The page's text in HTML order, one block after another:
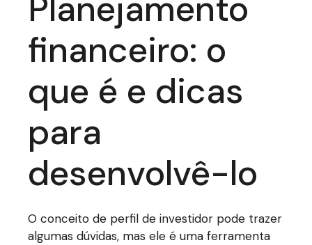
financeiro: o
que é e dicas
para
desenvolvê-lo
O conceito de perfil de investidor pode trazer
algumas dúvidas, mas ele é uma ferramenta